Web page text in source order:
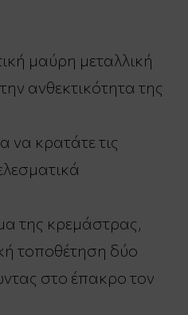
μαύρη μεταλλική
ανθεκτικότητα της
να κρατάτε τις
της κρεμάστρας,
τοποθέτηση δύο
στο έπακρο τον